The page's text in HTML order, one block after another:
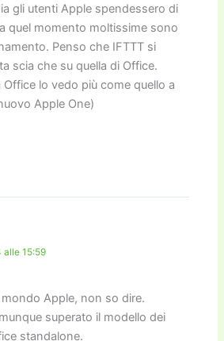
gli utenti Apple spendessero di
quel momento moltissime sono
Penso che IFTTT si
scia che su quella di Office.
Office lo vedo più come quello a
Apple One)
alle 15:59
Apple, non so dire.
superato il modello dei
standalone.